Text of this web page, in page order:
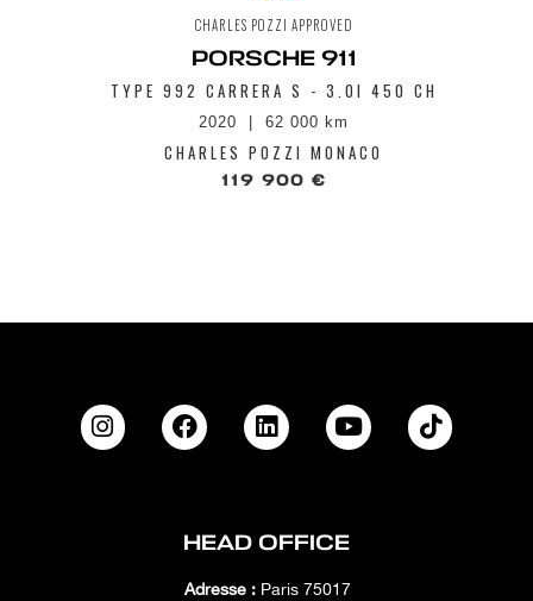
CHARLES POZZI APPROVED
PORSCHE 911
TYPE 992 CARRERA S - 3.0I 450 CH
2020 62 000 km
CHARLES POZZI MONACO
119 900 €
HEAD OFFICE
Adresse :Paris 75017